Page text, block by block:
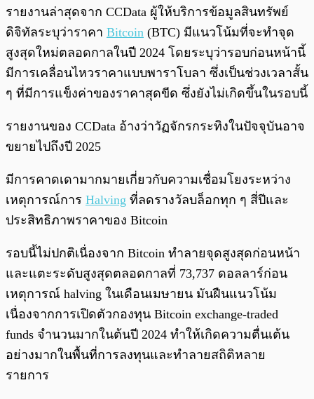
พร้อมเล่น 0:00 0:00
รายงานล่าสุดจาก CCData ผู้ให้บริการข้อมูลสินทรัพย์
ดิจิทัลระบุว่าราคา Bitcoin (BTC) มีแนวโน้มที่จะทำจุด
สูงสุดใหม่ตลอดกาลในปี 2024 โดยระบุว่ารอบก่อนหน้านี้
มีการเคลื่อนไหวราคาแบบพาราโบลา ซึ่งเป็นช่วงเวลาสั้น
ๆ ที่มีการแข็งค่าของราคาสุดขีด ซึ่งยังไม่เกิดขึ้นในรอบนี้
รายงานของ CCData อ้างว่าวัฏจักรกระทิงในปัจจุบันอาจ
ขยายไปถึงปี 2025
มีการคาดเดามากมายเกี่ยวกับความเชื่อมโยงระหว่าง
เหตุการณ์การ Halving ที่ลดรางวัลบล็อกทุก ๆ สี่ปีและ
ประสิทธิภาพราคาของ Bitcoin
รอบนี้ไม่ปกติเนื่องจาก Bitcoin ทำลายจุดสูงสุดก่อนหน้า
และแตะระดับสูงสุดตลอดกาลที่ 73,737 ดอลลาร์ก่อน
เหตุการณ์ halving ในเดือนเมษายน มันฝืนแนวโน้ม
เนื่องจากการเปิดตัวกองทุน Bitcoin exchange-traded
funds จำนวนมากในต้นปี 2024 ทำให้เกิดความตื่นเต้น
อย่างมากในพื้นที่การลงทุนและทำลายสถิติหลาย
รายการ